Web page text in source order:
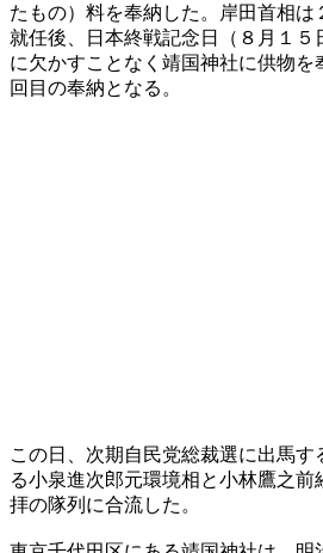
たもの）料を奉納した。岸田首相は
就任後、日本終戦記念日（８月１５
に欠かすことなく靖国神社に供物を
回目の奉納となる。
この日、次期自民党総裁選に出馬す
る小泉進次郎元環境相と小林鷹之前
拝の隊列に合流した。